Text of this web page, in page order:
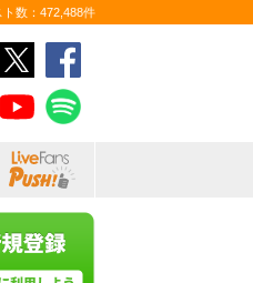
数：472,488件